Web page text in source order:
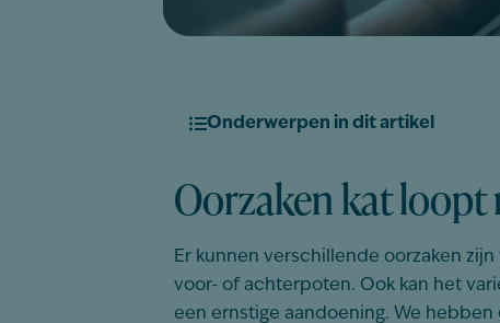
Onderwerpen in dit artikel
Oorzaken kat loopt
Er kunnen verschillende oorzaken
voor- of achterpoten. Ook kan het
een ernstige aandoening. We